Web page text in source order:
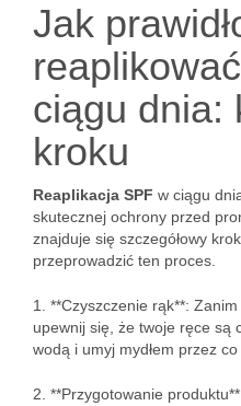
Jak
ciągu dnia:
kroku
Reaplikacja SPF w ciągu
skutecznej ochrony przed
znajduje się szczegółowy
przeprowadzić ten proces.
1. **Czyszczenie rąk**:
upewnij się, że twoje ręce są
wodą i umyj mydłem przez
2. **Przygotowanie